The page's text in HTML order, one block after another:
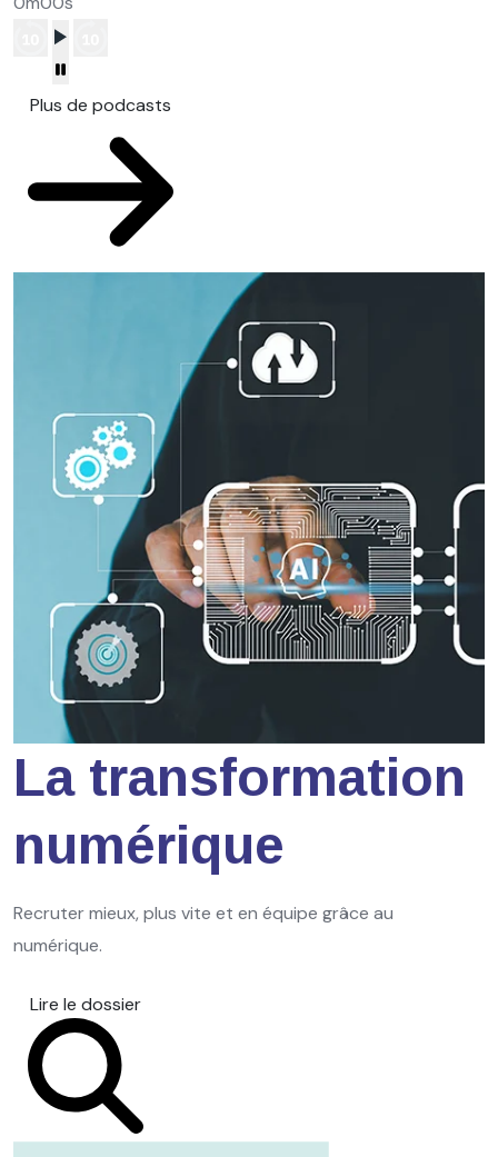
Plus de podcasts
La transformation
numérique
Recruter mieux, plus vite et en équipe grâce au
numérique.
Lire le dossier